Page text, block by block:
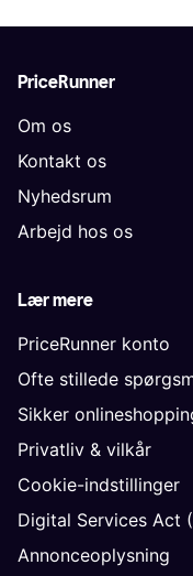
PriceRunner
Om os
Kontakt os
Nyhedsrum
Arbejd hos os
Lær mere
PriceRunner konto
Ofte stillede
Sikker
Privatliv & vilkår
Cookie-indstillinger
Digital Services Act
Annonceoplysning